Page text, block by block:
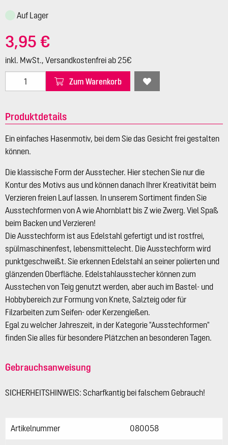
Auf Lager
3,95 €
inkl. MwSt., Versandkostenfrei ab 25€
Zum Warenkorb
Produktdetails
Ein einfaches Hasenmotiv, bei dem Sie das Gesicht frei gestalten
können.
Die klassische Form der Ausstecher. Hier stechen Sie nur die
Kontur des Motivs aus und können danach Ihrer Kreativität beim
Verzieren freien Lauf lassen. In unserem Sortiment finden Sie
Ausstechformen von A wie Ahornblatt bis Z wie Zwerg. Viel Spaß
beim Backen und Verzieren!
Die Ausstechform ist aus Edelstahl gefertigt und ist rostfrei,
spülmaschinenfest, lebensmittelecht. Die Ausstechform wird
punktgeschweißt. Sie erkennen Edelstahl an seiner polierten und
glänzenden Oberfläche. Edelstahlausstecher können zum
Ausstechen von Teig genutzt werden, aber auch im Bastel- und
Hobbybereich zur Formung von Knete, Salzteig oder für
Filzarbeiten zum Seifen- oder Kerzengießen.
Egal zu welcher Jahreszeit, in der Kategorie "Ausstechformen"
finden Sie alles für besondere Plätzchen an besonderen Tagen.
Gebrauchsanweisung
SICHERHEITSHINWEIS: Scharfkantig bei falschem Gebrauch!
Artikelnummer 080058